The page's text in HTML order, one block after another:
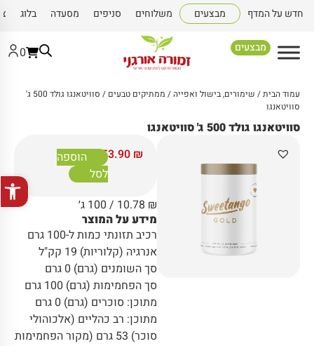
פתח
חדש על המדף מבצעים משלוחים סניפים מסעדה בלוג
מבצעים 0
עמוד הבית/ שימורים, בישול ואפייה/ ממתיקים טבעים
/ סוויטאנגו גולד 500 ג'
סוויטאנגו
סוויטאנגו גולד 500 ג' סוויטאנגו
53.90 ₪
הוספה
לסל
10.78 ₪
/ 100 ג׳
מידע על המוצר
רכיב תזונתי כמות ל-100 גרם
אנרגיה (קלוריות) 19 קק"ל
סך השומנים (גרם) 0 גרם
סך הפחמימות (גרם) 100 גרם
מתוכן: סוכרים (גרם) 0 גרם
מתוכן: רב כהליים (אלכוהולי
סוכר) 53 גרם (מקור הפחמימות